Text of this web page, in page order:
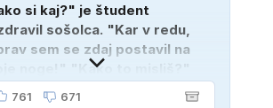
si kaj?" je študent
sošolca. "Kar v redu,
sem se zdaj postavil na
noge!" "Kako to misliš?"
mi je vzel avto!"
761 671